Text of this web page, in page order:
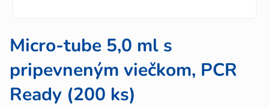
Micro-tube 5,0 ml s
pripevneným viečkom, PCR
Ready (200 ks)